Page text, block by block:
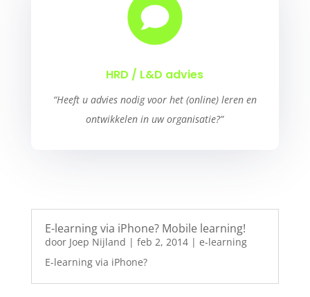
HRD / L&D advies
“Heeft u advies nodig voor het (online) leren en
ontwikkelen in uw organisatie?”
E-learning via iPhone? Mobile learning!
door Joep Nijland | feb 2, 2014| e-learning
E-learning via iPhone?